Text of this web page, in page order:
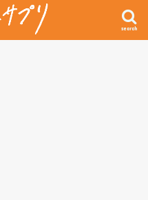
search